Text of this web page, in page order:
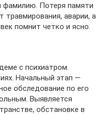
фамилию. Потеря памяти
аварии, а
помнит четко и ясно.
с психиатром.
Начальный этап —
обследование по его
Выявляется
обстановке в